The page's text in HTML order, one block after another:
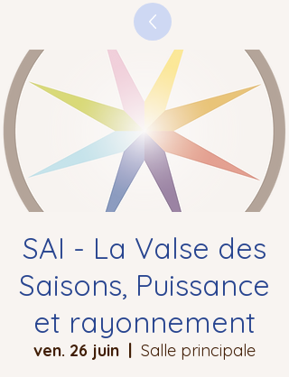
SAI - La Valse des
Saisons, Puissance
et rayonnement
ven. 26 juin
  |
Salle principale